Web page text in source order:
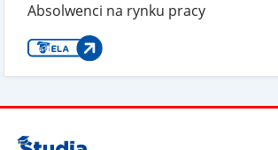
Absolwenci na rynku pracy